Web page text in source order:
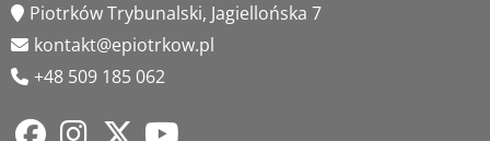
Piotrków Trybunalski, Jagiellońska 7
kontakt@epiotrkow.pl
+48 509 185 062